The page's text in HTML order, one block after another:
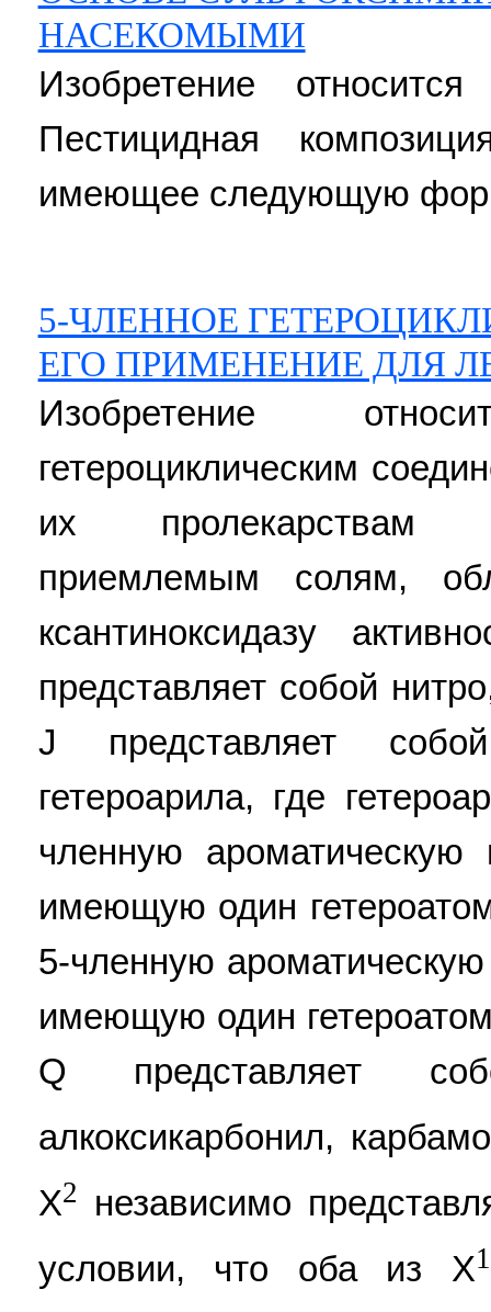
НАСЕКОМЫМИ
Изобретение
Пестицидная
имеющее следующую
5-ЧЛЕННОЕ
ЕГО ПРИМЕНЕНИЕ ДЛЯ
Изобретение
гетероциклическим
их пролекарствам
приемлемым солям,
ксантиноксидазу
представляет собой
J представляет
гетероарила, где
членную ароматическую
имеющую один
5-членную ароматическую
имеющую один
Q представляет
алкоксикарбонил,
X2
независимо
условии, что оба из X1